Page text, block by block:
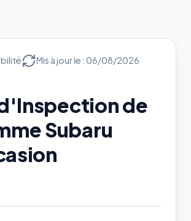
Mis à jour le : 06/08/2026
de
Subaru